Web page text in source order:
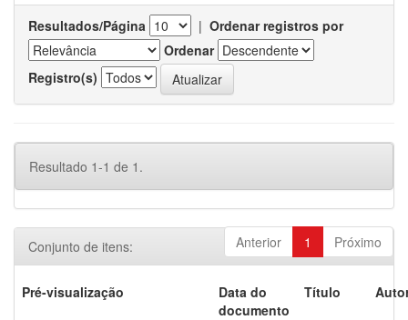
Resultados/Página | Ordenar registros por
Ordenar
Registro(s)
Resultado 1-1 de 1.
Anterior 1 Próximo
Conjunto de itens:
Pré-visualização
Data do
documento
Título